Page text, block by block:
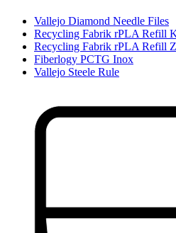
Vallejo Diamond Needle Files
Recycling Fabrik rPLA Refill
Recycling Fabrik rPLA Refill
Fiberlogy PCTG Inox
Vallejo Steele Rule